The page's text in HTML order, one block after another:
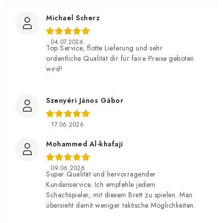
Michael Scherz
04.07.2026
Top Service, flotte Lieferung und sehr
ordentliche Qualität dir für faire Preise geboten
wird!
Szenyéri János Gábor
17.06.2026
Mohammed Al-khafaji
09.06.2026
Super Qualität und hervorragender
Kundenservice. Ich empfehle jedem
Schachspieler, mit diesem Brett zu spielen. Man
übersieht damit weniger taktische Möglichkeiten.